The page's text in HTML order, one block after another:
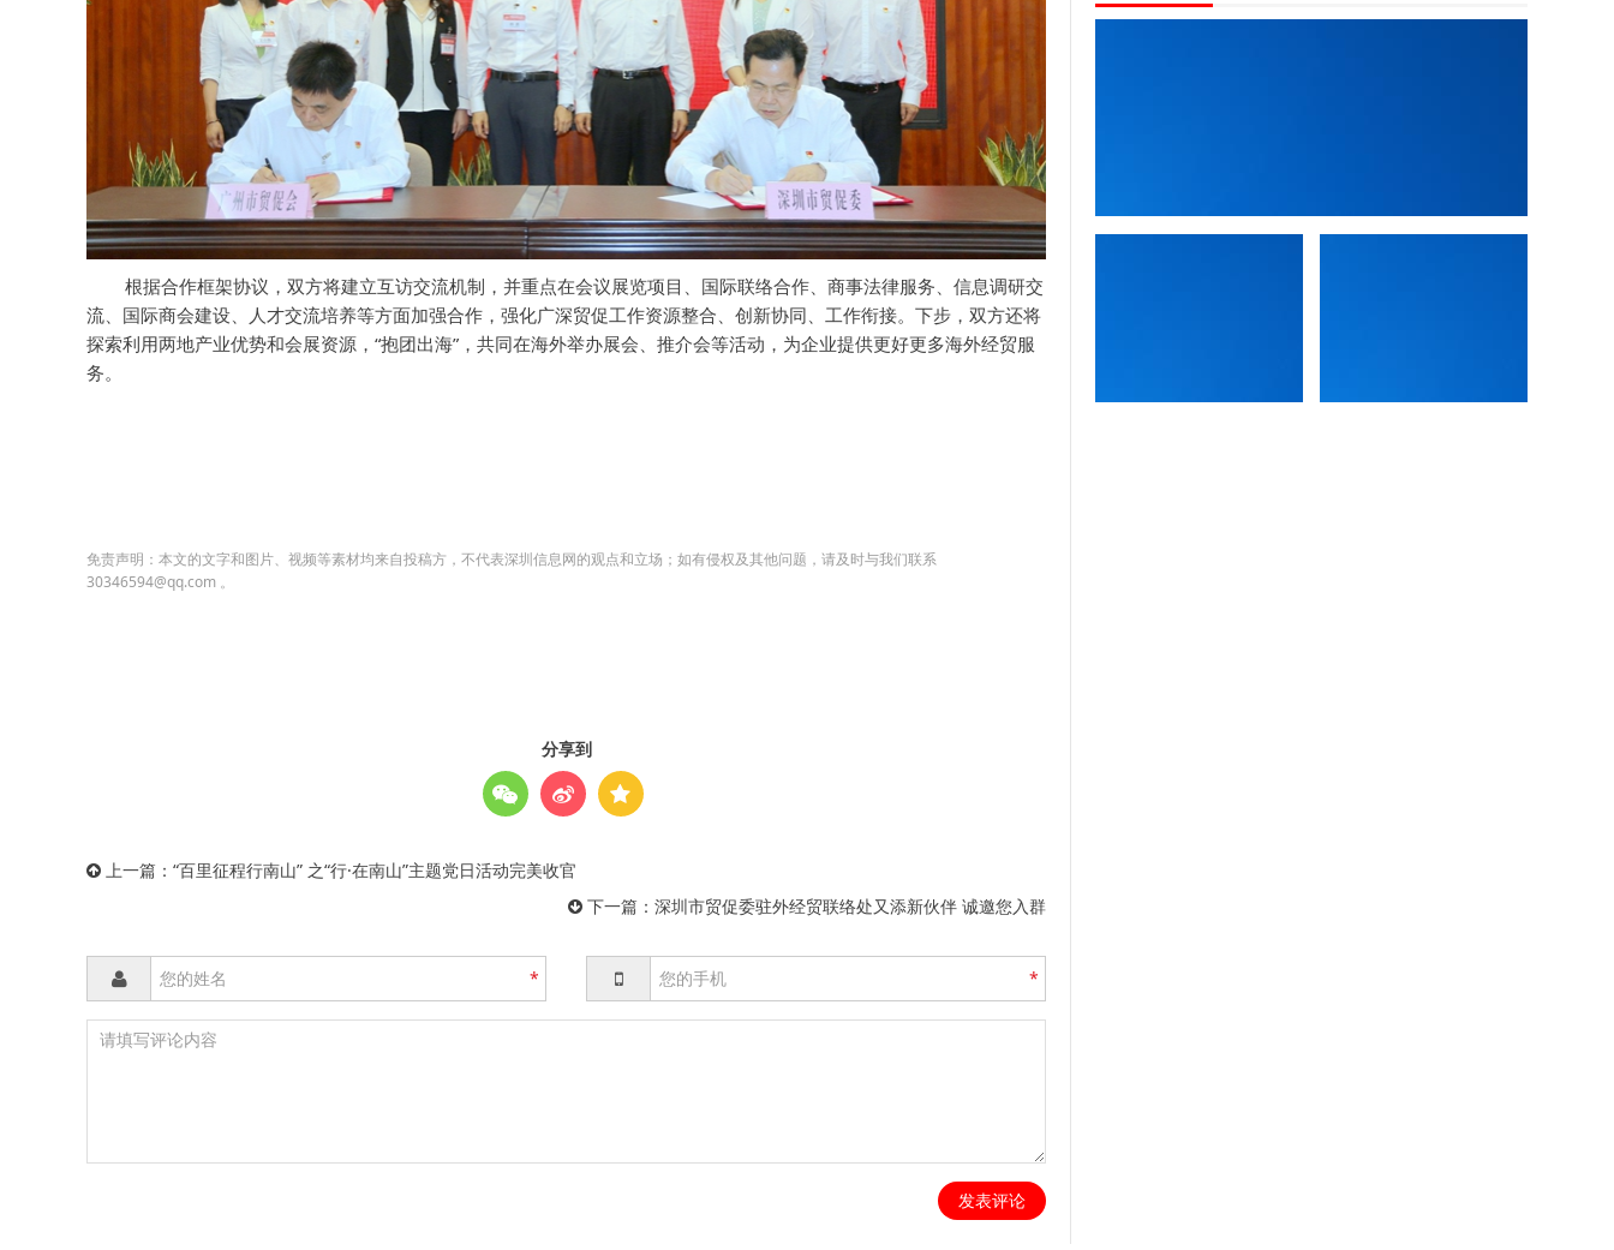
根据合作框架协议，双方将建立互访交流机制，并重点在会议展览项目、国际联络合作、商事法律服务、信息调研交
流、国际商会建设、人才交流培养等方面加强合作，强化广深贸促工作资源整合、创新协同、工作衔接。下步，双方还将
探索利用两地产业优势和会展资源，“抱团出海”，共同在海外举办展会、推介会等活动，为企业提供更好更多海外经贸服
务。
免责声明：本文的文字和图片、视频等素材均来自投稿方，不代表深圳信息网的观点和立场；如有侵权及其他问题，请及时与我们联系
30346594@qq.com 。
分享到
上一篇： “百里征程行南山” 之“行·在南山”主题党日活动完美收官
下一篇： 深圳市贸促委驻外经贸联络处又添新伙伴 诚邀您入群
* *
发表评论